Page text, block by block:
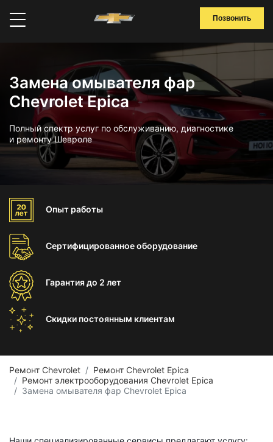
Позвонить
Замена омывателя фар
Chevrolet Epica
Полный спектр услуг по обслуживанию, диагностике
и ремонту Шевроле
Опыт работы
Сертифицированноеоборудование
Гарантиядо 2 лет
Скидки постоянным клиентам
Ремонт Chevrolet
Ремонт Chevrolet Epica
Ремонт электрооборудования Chevrolet Epica
Замена омывателя фар Chevrolet Epica